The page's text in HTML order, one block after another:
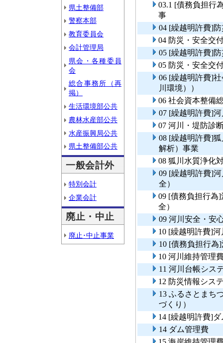
県土整備部
警察本部
教育委員会
会計管理局
県会・各種委員
会
総合事務所（再
掲）
生活環境部公共
農林水産部公共
水産振興局公共
県土整備部公共
一般会計外
特別会計
企業会計
廃止・中止
廃止･中止事業
03.1 [債務負担行
事
04 [繰越明許費]
04 防災・安全交
05 [繰越明許費]
05 防災・安全交
06 [繰越明許費]
川環境））
06 社会資本整備
07 [繰越明許費]
07 河川・堤防診
08 [繰越明許費]
解析）事業
08 狐川水質浄化
09 [繰越明許費]
全）
09 [債務負担行為
全）
09 河川安全・安
10 [繰越明許費]
10 [債務負担行為
10 河川維持管理
11 河川台帳シス
12 防災情報シス
13 ふるさとまち
づくり）
14 [繰越明許費]
14 ダム管理費